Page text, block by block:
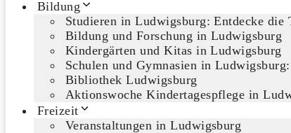
Bildung
Studieren in Ludwigsburg: Entdecke die
Bildung und Forschung in Ludwigsburg
Kindergärten und Kitas in Ludwigsburg
Schulen und Gymnasien in
Bibliothek Ludwigsburg
Aktionswoche Kindertagespflege in
Freizeit
Veranstaltungen in Ludwigsburg